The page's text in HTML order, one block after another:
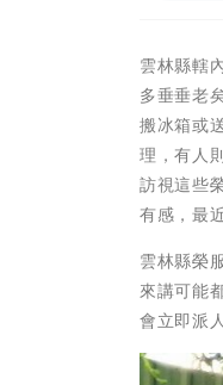
雲林縣轄
多垂垂老
搬冰箱或
理，有人
訪視這些
有感，最
雲林縣榮
來講可能
會立即派